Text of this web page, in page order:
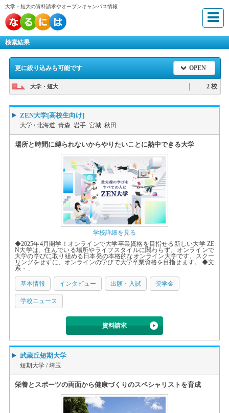
大学・短大の資料請求やオープンキャンパス情報
検索結果
更に絞り込みも可能です OPEN
大学・短大 2 校
ZEN大学[高校生向け]
大学 /北海道 青森 岩手 宮城 秋田 ...
場所と時間に縛られないからやりたいことに熱中できる大学
学校詳細を見る
◆2025年4月開学！オンラインで大学卒業資格を目指せる新しい大学 ZE
N大学は、住んでいる場所やライフスタイルに関わらず、オンラインで
大学の学びに取り組める日本発の本格的なオンライン大学です。スクー
リングをせずに、オンラインの学びで大学卒業資格を目指せます。 ◆文
系・...
基本情報 インタビュー 出願・入試 奨学金
学校ニュース
資料請求
武蔵丘短期大学
短期大学 /埼玉
栄養とスポーツの両面から健康づくりのスペシャリストを育成